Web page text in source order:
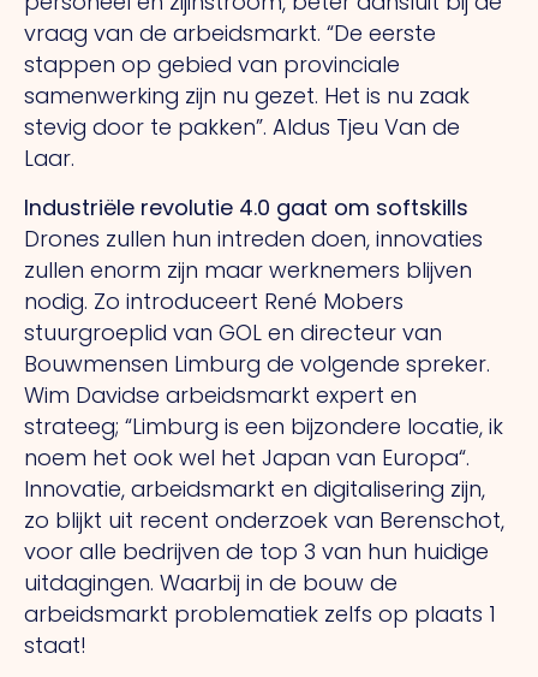
vraag van de arbeidsmarkt. “De eerste
stappen op gebied van provinciale
samenwerking zijn nu gezet. Het is nu zaak
stevig door te pakken”. Aldus Tjeu Van de
Laar.
Industriële revolutie 4.0 gaat om softskills
Drones zullen hun intreden doen, innovaties
zullen enorm zijn maar werknemers blijven
nodig. Zo introduceert René Mobers
stuurgroeplid van GOL en directeur van
Bouwmensen Limburg de volgende spreker.
Wim Davidse arbeidsmarkt expert en
strateeg; “Limburg is een bijzondere locatie, ik
noem het ook wel het Japan van Europa“.
Innovatie, arbeidsmarkt en digitalisering zijn,
zo blijkt uit recent onderzoek van Berenschot,
voor alle bedrijven de top 3 van hun huidige
uitdagingen. Waarbij in de bouw de
arbeidsmarkt problematiek zelfs op plaats 1
staat!